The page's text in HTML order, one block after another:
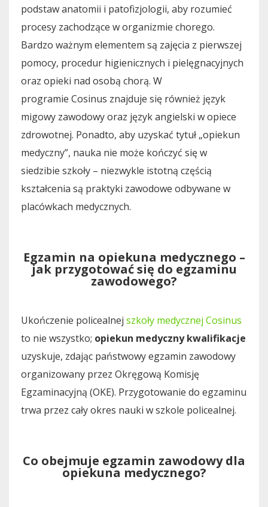
podstaw anatomii i patofizjologii, aby rozumieć
procesy zachodzące w organizmie chorego.
Bardzo ważnym elementem są zajęcia z pierwszej
pomocy, procedur higienicznych i pielęgnacyjnych
oraz opieki nad osobą chorą. W
programie Cosinus znajduje się również język
migowy zawodowy oraz język angielski w opiece
zdrowotnej. Ponadto, aby uzyskać tytuł „opiekun
medyczny”, nauka nie może kończyć się w
siedzibie szkoły – niezwykle istotną częścią
kształcenia są praktyki zawodowe odbywane w
placówkach medycznych.
Egzamin na opiekuna medycznego –
jak przygotować się do egzaminu
zawodowego?
Ukończenie policealnej szkoły medycznej Cosinus
to nie wszystko; opiekun medyczny kwalifikacje
uzyskuje, zdając państwowy egzamin zawodowy
organizowany przez Okręgową Komisję
Egzaminacyjną (OKE). Przygotowanie do egzaminu
trwa przez cały okres nauki w szkole policealnej.
Co obejmuje egzamin zawodowy dla
opiekuna medycznego?